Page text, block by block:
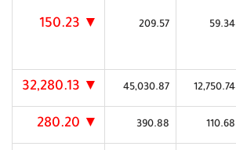
59.34
209.57
▼ 150.23
12,750.74
45,030.87
▼ 32,280.13
110.68
390.88
▼ 280.20